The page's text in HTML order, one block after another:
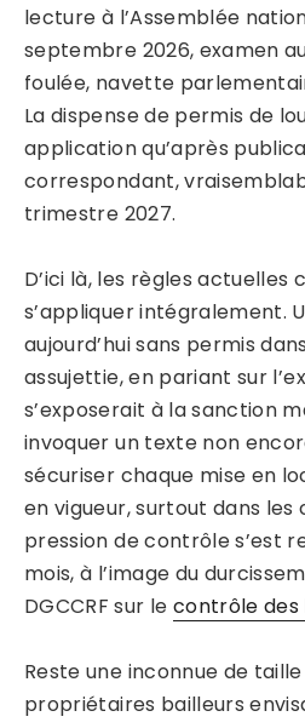
lecture à l’Assemblée
septembre 2026, examen
foulée, navette
La dispense de permis de
application qu’après
correspondant,
trimestre 2027.
D’ici là, les règles actuelles
s’appliquer intégralement.
aujourd’hui sans permis
assujettie, en pariant sur
s’exposerait à la sanction
invoquer un texte non
sécuriser chaque mise en
en vigueur, surtout dans les
pression de contrôle s’est
mois, à l’image du
DGCCRF sur le contrôle des
Reste une inconnue de
propriétaires bailleurs